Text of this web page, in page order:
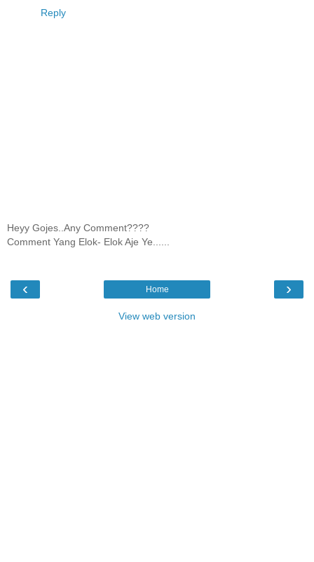
Reply
Heyy Gojes..Any Comment????
Comment Yang Elok- Elok Aje Ye......
‹ ›
Home
View web version